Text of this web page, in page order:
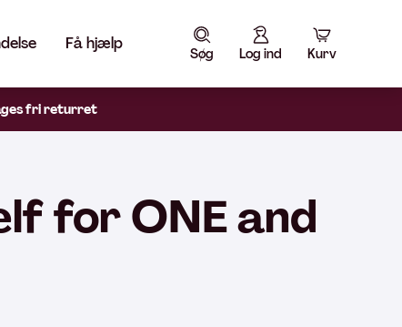
Få hjælp
Søg Log ind Kurv
fri returret
for ONE and